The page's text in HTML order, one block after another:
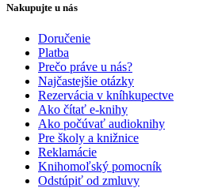
Nakupujte u nás
Doručenie
Platba
Prečo práve u nás?
Najčastejšie otázky
Rezervácia v kníhkupectve
Ako čítať e-knihy
Ako počúvať audioknihy
Pre školy a knižnice
Reklamácie
Knihomoľský pomocník
Odstúpiť od zmluvy